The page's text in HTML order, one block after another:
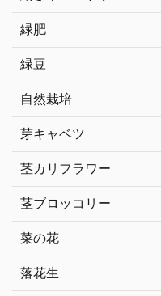
緑肥
緑豆
自然栽培
芽キャベツ
茎カリフラワー
茎ブロッコリー
菜の花
落花生